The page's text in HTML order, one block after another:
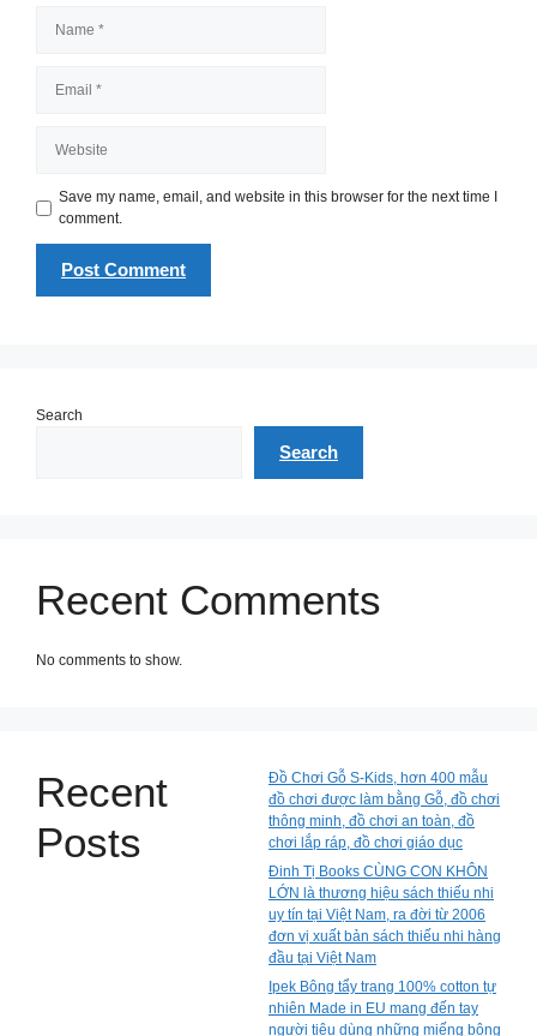
Save my name, email, and website in this browser for the next time I
comment.
Search
Search
Recent Comments
No comments to show.
Recent
Posts
Đồ Chơi Gỗ S-Kids, hơn 400 mẫu
đồ chơi được làm bằng Gỗ, đồ chơi
thông minh, đồ chơi an toàn, đồ
chơi lắp ráp, đồ chơi giáo dục
Đinh Tị Books CÙNG CON KHÔN
LỚN là thương hiệu sách thiếu nhi
uy tín tại Việt Nam, ra đời từ 2006
đơn vị xuất bản sách thiếu nhi hàng
đầu tại Việt Nam
Ipek Bông tẩy trang 100% cotton tự
nhiên Made in EU mang đến tay
người tiêu dùng những miếng bông